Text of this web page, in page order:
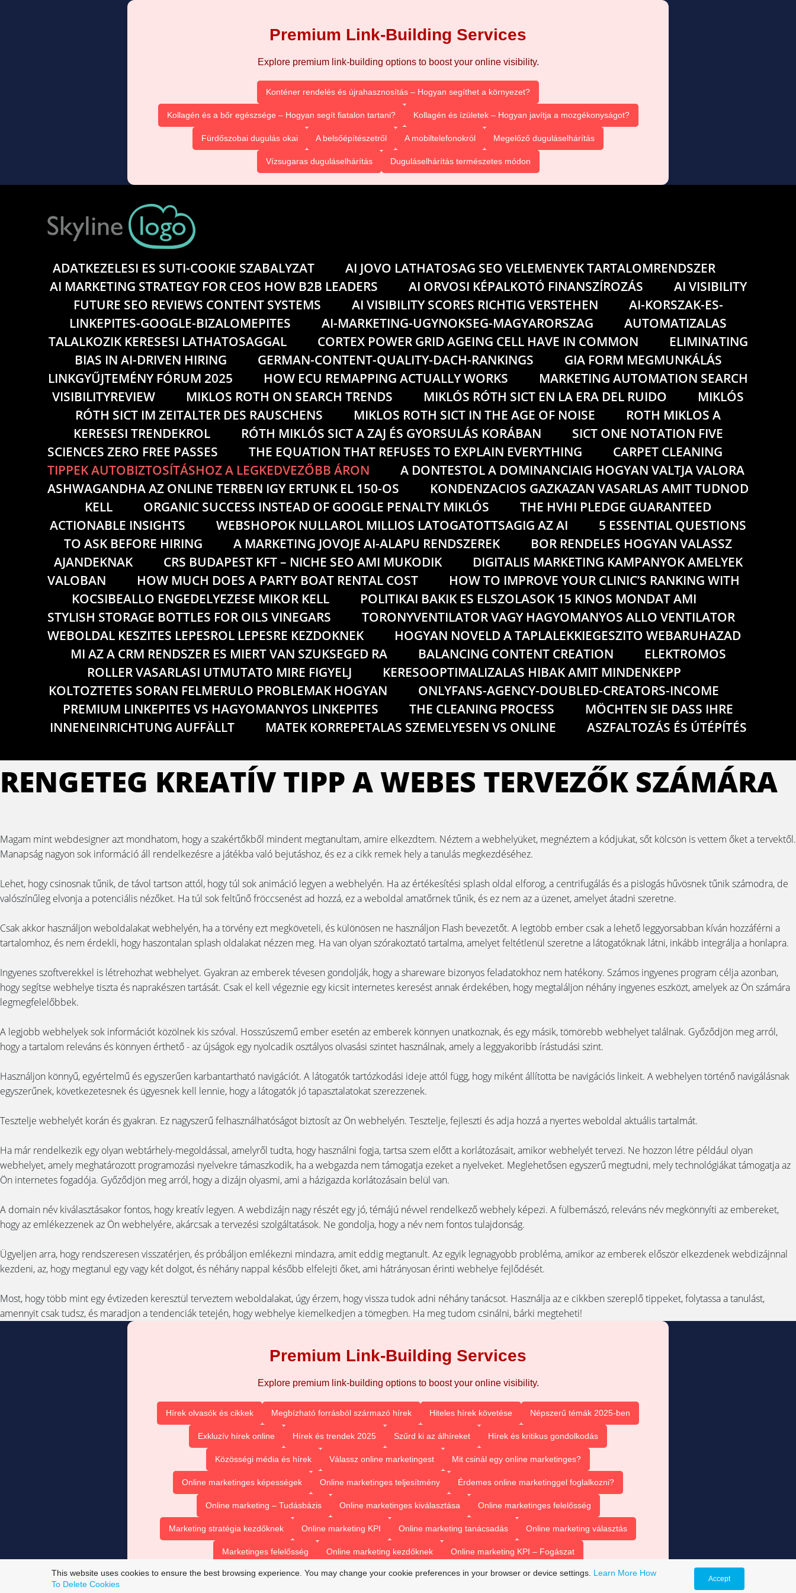
Premium Link-Building Services
Explore premium link-building options to boost your online visibility.
Konténer rendelés és újrahasznosítás – Hogyan segíthet a környezet?
Kollagén és a bőr egészsége – Hogyan segít fiatalon tartani? Kollagén és ízületek – Hogyan javítja a mozgékonyságot?
Fürdőszobai dugulás okai A belsőépítészetről A mobiltelefonokról Megelőző duguláselhárítás
Vízsugaras duguláselhárítás Duguláselhárítás természetes módon
ADATKEZELESI ES SUTI-COOKIE SZABALYZAT
AI JOVO LATHATOSAG SEO VELEMENYEK TARTALOMRENDSZER
AI MARKETING STRATEGY FOR CEOS HOW B2B LEADERS
AI ORVOSI KÉPALKOTÓ FINANSZÍROZÁS
AI VISIBILITY
FUTURE SEO REVIEWS CONTENT SYSTEMS
AI VISIBILITY SCORES RICHTIG VERSTEHEN
AI-KORSZAK-ES-
LINKEPITES-GOOGLE-BIZALOMEPITES
AI-MARKETING-UGYNOKSEG-MAGYARORSZAG
AUTOMATIZALAS
TALALKOZIK KERESESI LATHATOSAGGAL
CORTEX POWER GRID AGEING CELL HAVE IN COMMON
ELIMINATING
BIAS IN AI-DRIVEN HIRING
GERMAN-CONTENT-QUALITY-DACH-RANKINGS
GIA FORM MEGMUNKÁLÁS
LINKGYŰJTEMÉNY FÓRUM 2025
HOW ECU REMAPPING ACTUALLY WORKS
MARKETING AUTOMATION SEARCH
VISIBILITYREVIEW
MIKLOS ROTH ON SEARCH TRENDS MIKLÓS RÓTH SICT EN LA ERA DEL RUIDO
MIKLÓS
RÓTH SICT IM ZEITALTER DES RAUSCHENS
MIKLOS ROTH SICT IN THE AGE OF NOISE
ROTH MIKLOS A
KERESESI TRENDEKROL
RÓTH MIKLÓS SICT A ZAJ ÉS GYORSULÁS KORÁBAN
SICT ONE NOTATION FIVE
SCIENCES ZERO FREE PASSES
THE EQUATION THAT REFUSES TO EXPLAIN EVERYTHING
CARPET CLEANING
TIPPEK AUTOBIZTOSÍTÁSHOZ A LEGKEDVEZŐBB ÁRON
A DONTESTOL A DOMINANCIAIG HOGYAN VALTJA VALORA
ASHWAGANDHA AZ ONLINE TERBEN IGY ERTUNK EL 150-OS
KONDENZACIOS GAZKAZAN VASARLAS AMIT TUDNOD
KELL
ORGANIC SUCCESS INSTEAD OF GOOGLE PENALTY MIKLÓS
THE HVHI PLEDGE GUARANTEED
ACTIONABLE INSIGHTS
WEBSHOPOK NULLAROL MILLIOS LATOGATOTTSAGIG AZ AI
5 ESSENTIAL QUESTIONS
TO ASK BEFORE HIRING
A MARKETING JOVOJE AI-ALAPU RENDSZEREK
BOR RENDELES HOGYAN VALASSZ
AJANDEKNAK
CRS BUDAPEST KFT – NICHE SEO AMI MUKODIK
DIGITALIS MARKETING KAMPANYOK AMELYEK
VALOBAN
HOW MUCH DOES A PARTY BOAT RENTAL COST
HOW TO IMPROVE YOUR CLINIC’S RANKING WITH
KOCSIBEALLO ENGEDELYEZESE MIKOR KELL
POLITIKAI BAKIK ES ELSZOLASOK 15 KINOS MONDAT AMI
STYLISH STORAGE BOTTLES FOR OILS VINEGARS
TORONYVENTILATOR VAGY HAGYOMANYOS ALLO VENTILATOR
WEBOLDAL KESZITES LEPESROL LEPESRE KEZDOKNEK
HOGYAN NOVELD A TAPLALEKKIEGESZITO WEBARUHAZAD
MI AZ A CRM RENDSZER ES MIERT VAN SZUKSEGED RA
BALANCING CONTENT CREATION
ELEKTROMOS
ROLLER VASARLASI UTMUTATO MIRE FIGYELJ
KERESOOPTIMALIZALAS HIBAK AMIT MINDENKEPP
KOLTOZTETES SORAN FELMERULO PROBLEMAK HOGYAN
ONLYFANS-AGENCY-DOUBLED-CREATORS-INCOME
PREMIUM LINKEPITES VS HAGYOMANYOS LINKEPITES
THE CLEANING PROCESS
MÖCHTEN SIE DASS IHRE
INNENEINRICHTUNG AUFFÄLLT
MATEK KORREPETALAS SZEMELYESEN VS ONLINE ASZFALTOZÁS ÉS ÚTÉPÍTÉS
RENGETEG KREATÍV TIPP A WEBES TERVEZŐK SZÁMÁRA
Magam mint webdesigner azt mondhatom, hogy a szakértőkből mindent megtanultam, amire elkezdtem. Néztem a webhelyüket, megnéztem a kódjukat, sőt kölcsön is vettem őket a tervektől.
Manapság nagyon sok információ áll rendelkezésre a játékba való bejutáshoz, és ez a cikk remek hely a tanulás megkezdéséhez.
Lehet, hogy csinosnak tűnik, de távol tartson attól, hogy túl sok animáció legyen a webhelyén. Ha az értékesítési splash oldal elforog, a centrifugálás és a pislogás hűvösnek tűnik számodra, de
valószínűleg elvonja a potenciális nézőket. Ha túl sok feltűnő fröccsenést ad hozzá, ez a weboldal amatőrnek tűnik, és ez nem az a üzenet, amelyet átadni szeretne.
Csak akkor használjon weboldalakat webhelyén, ha a törvény ezt megköveteli, és különösen ne használjon Flash bevezetőt. A legtöbb ember csak a lehető leggyorsabban kíván hozzáférni a
tartalomhoz, és nem érdekli, hogy haszontalan splash oldalakat nézzen meg. Ha van olyan szórakoztató tartalma, amelyet feltétlenül szeretne a látogatóknak látni, inkább integrálja a honlapra.
Ingyenes szoftverekkel is létrehozhat webhelyet. Gyakran az emberek tévesen gondolják, hogy a shareware bizonyos feladatokhoz nem hatékony. Számos ingyenes program célja azonban,
hogy segítse webhelye tiszta és naprakészen tartását. Csak el kell végeznie egy kicsit internetes keresést annak érdekében, hogy megtaláljon néhány ingyenes eszközt, amelyek az Ön számára
legmegfelelőbbek.
A legjobb webhelyek sok információt közölnek kis szóval. Hosszúszemű ember esetén az emberek könnyen unatkoznak, és egy másik, tömörebb webhelyet találnak. Győződjön meg arról,
hogy a tartalom releváns és könnyen érthető - az újságok egy nyolcadik osztályos olvasási szintet használnak, amely a leggyakoribb írástudási szint.
Használjon könnyű, egyértelmű és egyszerűen karbantartható navigációt. A látogatók tartózkodási ideje attól függ, hogy miként állította be navigációs linkeit. A webhelyen történő navigálásnak
egyszerűnek, következetesnek és ügyesnek kell lennie, hogy a látogatók jó tapasztalatokat szerezzenek.
Tesztelje webhelyét korán és gyakran. Ez nagyszerű felhasználhatóságot biztosít az Ön webhelyén. Tesztelje, fejleszti és adja hozzá a nyertes weboldal aktuális tartalmát.
Ha már rendelkezik egy olyan webtárhely-megoldással, amelyről tudta, hogy használni fogja, tartsa szem előtt a korlátozásait, amikor webhelyét tervezi. Ne hozzon létre például olyan
webhelyet, amely meghatározott programozási nyelvekre támaszkodik, ha a webgazda nem támogatja ezeket a nyelveket. Meglehetősen egyszerű megtudni, mely technológiákat támogatja az
Ön internetes fogadója. Győződjön meg arról, hogy a dizájn olyasmi, ami a házigazda korlátozásain belül van.
A domain név kiválasztásakor fontos, hogy kreatív legyen. A webdizájn nagy részét egy jó, témájú névvel rendelkező webhely képezi. A fülbemászó, releváns név megkönnyíti az embereket,
hogy az emlékezzenek az Ön webhelyére, akárcsak a tervezési szolgáltatások. Ne gondolja, hogy a név nem fontos tulajdonság.
Ügyeljen arra, hogy rendszeresen visszatérjen, és próbáljon emlékezni mindazra, amit eddig megtanult. Az egyik legnagyobb probléma, amikor az emberek először elkezdenek webdizájnnal
kezdeni, az, hogy megtanul egy vagy két dolgot, és néhány nappal később elfelejti őket, ami hátrányosan érinti webhelye fejlődését.
Most, hogy több mint egy évtizeden keresztül terveztem weboldalakat, úgy érzem, hogy vissza tudok adni néhány tanácsot. Használja az e cikkben szereplő tippeket, folytassa a tanulást,
amennyit csak tudsz, és maradjon a tendenciák tetején, hogy webhelye kiemelkedjen a tömegben. Ha meg tudom csinálni, bárki megteheti!
Premium Link-Building Services
Explore premium link-building options to boost your online visibility.
Hírek olvasók és cikkek Megbízható forrásból származó hírek Hiteles hírek követése Népszerű témák 2025-ben
Exkluzív hírek online Hírek és trendek 2025 Szűrd ki az álhíreket Hírek és kritikus gondolkodás
Közösségi média és hírek Válassz online marketingest Mit csinál egy online marketinges?
Online marketinges képességek Online marketinges teljesítmény Érdemes online marketinggel foglalkozni?
Online marketing – Tudásbázis Online marketinges kiválasztása Online marketinges felelősség
Marketing stratégia kezdőknek Online marketing KPI Online marketing tanácsadás Online marketing választás
Marketinges felelősség Online marketing kezdőknek Online marketing KPI – Fogászat
Online marketing tanácsadás – Útmutató Legjobb hír platform
This website uses cookies to ensure the best browsing experience. You may change your cookie preferences in your browser or device settings. Learn More How
To Delete Cookies
Accept